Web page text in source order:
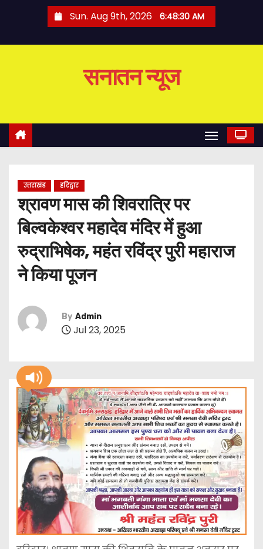
o
Sun. Aug 9th, 2026 6:48:30 AM
सनातन न्यूज
उत्तराखंड हरिद्वार
श्रावण मास की शिवरात्रि पर
बिल्वकेश्वर महादेव मंदिर में हुआ
रुद्राभिषेक, महंत रविंद्र पुरी महाराज
ने किया पूजन
By Admin
Jul 23, 2025